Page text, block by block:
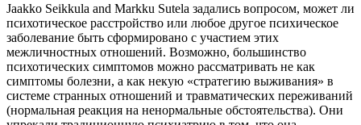
Jaakko Seikkula and Markku Sutela задались вопросом, может ли
психотическое расстройство или любое другое психическое
заболевание быть сформировано с участием этих
межличностных отношений. Возможно, большинство
психотических симптомов можно рассматривать не как
симптомы болезни, а как некую «стратегию выживания» в
системе странных отношений и травматических переживаний
(нормальная реакция на ненормальные обстоятельства). Они